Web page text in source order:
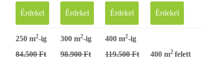
Érdekel Érdekel Érdekel Érdekel
250 m2-ig
84.500 Ft
300 m2-ig
98.900 Ft
400 m2-ig
119.500 Ft
400 m2 felett